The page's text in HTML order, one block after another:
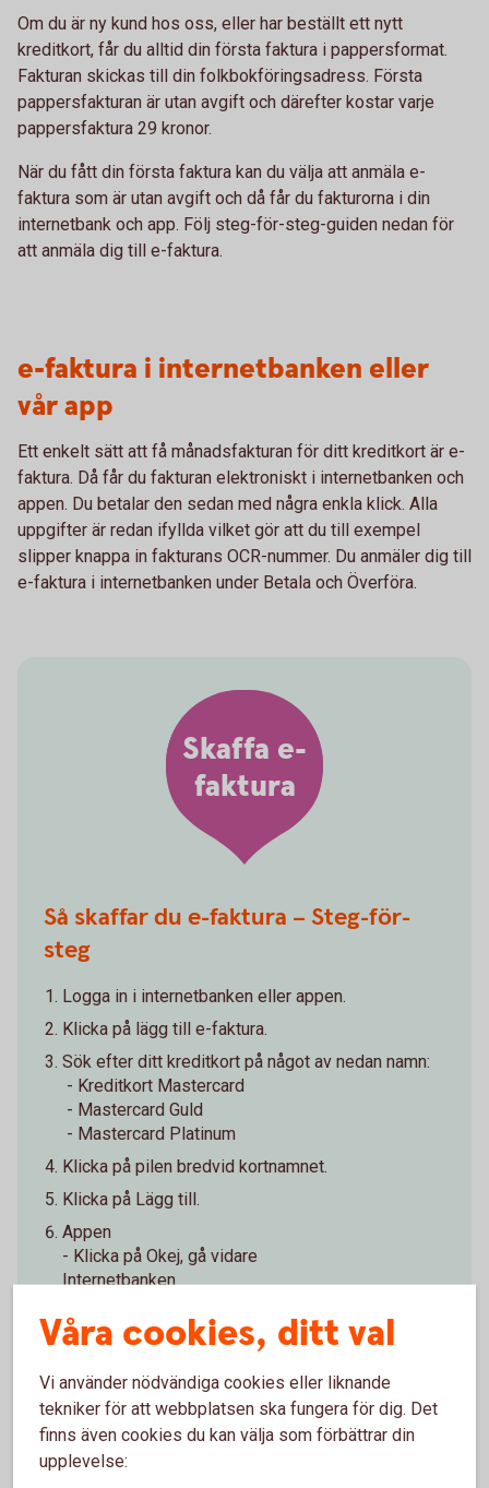
Om du är ny kund hos oss, eller har beställt ett nytt
kreditkort, får du alltid din första faktura i pappersformat.
Fakturan skickas till din folkbokföringsadress. Första
pappersfakturan är utan avgift och därefter kostar varje
pappersfaktura 29 kronor.
När du fått din första faktura kan du välja att anmäla e-
faktura som är utan avgift och då får du fakturorna i din
internetbank och app. Följ steg-för-steg-guiden nedan för
att anmäla dig till e-faktura.
e-faktura i internetbanken eller
vår app
Ett enkelt sätt att få månadsfakturan för ditt kreditkort är e-
faktura. Då får du fakturan elektroniskt i internetbanken och
appen. Du betalar den sedan med några enkla klick. Alla
uppgifter är redan ifyllda vilket gör att du till exempel
slipper knappa in fakturans OCR-nummer. Du anmäler dig till
e-faktura i internetbanken under Betala och Överföra.
Skaffa e-
faktura
Så skaffar du e-faktura – Steg-för-
steg
Logga in i internetbanken eller appen.
Klicka på lägg till e-faktura.
Sök efter ditt kreditkort på något av nedan namn:
- Kreditkort Mastercard
- Mastercard Guld
- Mastercard Platinum
Klicka på pilen bredvid kortnamnet.
Klicka på Lägg till.
Appen
- Klicka på Okej, gå vidare
Internetbanken
- I pop-up:en - klicka på Fortsätt till Mastercard (valt
kort).
Markera det alternativ du vill ha:
- e-faktura med lägst belopp att betala (3 % av
skulden)
- e-faktura med total skuld
Våra cookies, ditt val
Vi använder nödvändiga cookies eller liknande
tekniker för att webbplatsen ska fungera för dig. Det
finns även cookies du kan välja som förbättrar din
upplevelse: